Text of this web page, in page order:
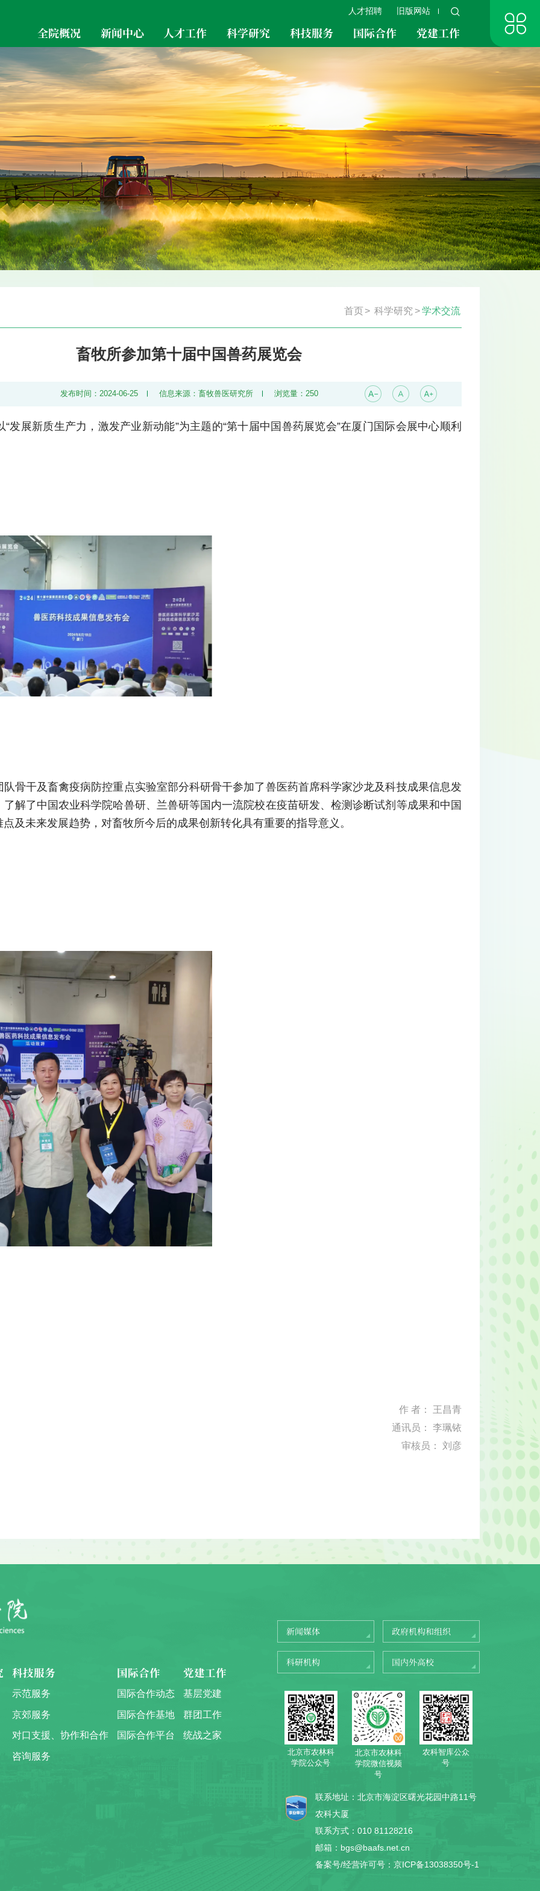
人才招聘 旧版网站
全院概况 新闻中心 人才工作 科学研究 科技服务 国际合作 党建工作
首页> 科学研究 >学术交流
畜牧所参加第十届中国兽药展览会
发布时间：2024-06-25 信息来源：畜牧兽医研究所 浏览量： 250
“发展新质生产力，激发产业新动能”为主题的“第十届中国兽药展览会”在厦门国际会展中心顺利
队骨干及畜禽疫病防控重点实验室部分科研骨干参加了兽医药首席科学家沙龙及科技成果信息发
解了中国农业科学院哈兽研、兰兽研等国内一流院校在疫苗研发、检测诊断试剂等成果和中国
及未来发展趋势，对畜牧所今后的成果创新转化具有重要的指导意义。
作 者： 王昌青
通讯员： 李珮铱
审核员： 刘彦
科技服务
示范服务
京郊服务
对口支援、协作和合作
咨询服务
国际合作
国际合作动态
国际合作基地
国际合作平台
党建工作
基层党建
群团工作
统战之家
新闻媒体 政府机构和组织
科研机构 国内外高校
北京市农林科
学院公众号
北京市农林科
学院微信视频
号
农科智库公众
号
联系地址：北京市海淀区曙光花园中路11号
农科大厦
联系方式：010 81128216
邮箱：bgs@baafs.net.cn
备案号/经营许可号：京ICP备13038350号-1